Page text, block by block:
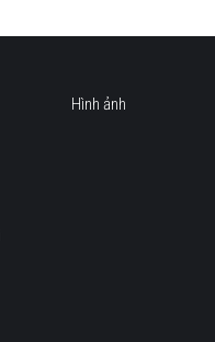
Hình ảnh